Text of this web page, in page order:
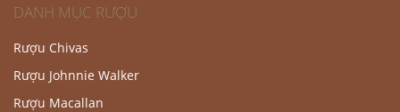
DANH MỤC RƯỢU
Rượu Chivas
Rượu Johnnie Walker
Rượu Macallan